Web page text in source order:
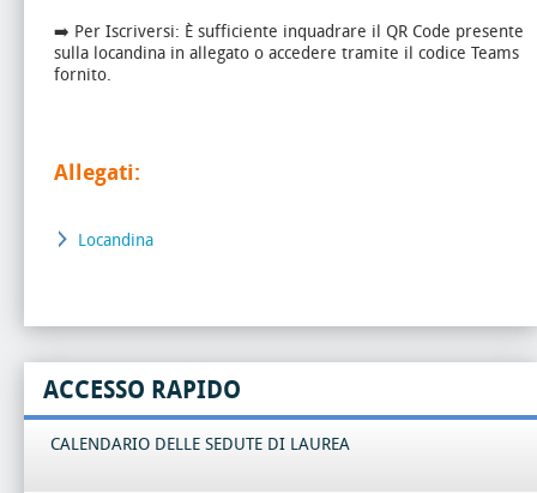
➡️ Per Iscriversi: È sufficiente inquadrare il QR Code presente
sulla locandina in allegato o accedere tramite il codice Teams
fornito.
Allegati:
Locandina
ACCESSO RAPIDO
CALENDARIO DELLE SEDUTE DI LAUREA